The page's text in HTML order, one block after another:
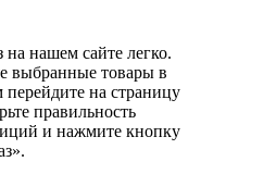
на нашем сайте легко.
выбранные товары в
перейдите на страницу
правильность
и нажмите кнопку